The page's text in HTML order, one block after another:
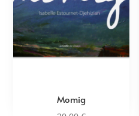
Momig